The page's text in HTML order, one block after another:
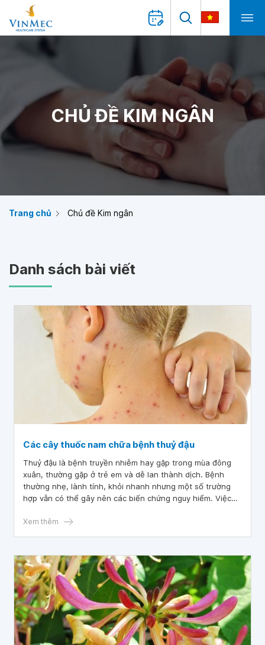
CHỦ ĐỀ KIM NGÂN
Trang chủ Chủ đề Kim ngân
Danh sách bài viết
Các cây thuốc nam chữa bệnh thuỷ đậu
Thuỷ đậu là bệnh truyền nhiễm hay gặp trong mùa đông
xuân, thường gặp ở trẻ em và dễ lan thành dịch. Bệnh
thường nhẹ, lành tính, khỏi nhanh nhưng một số trường
hợp vẫn có thể gây nên các biến chứng nguy hiểm. Việc
sử dụng trong xã hội hiện đại và mang lại hiệu quả tích
Xem thêm